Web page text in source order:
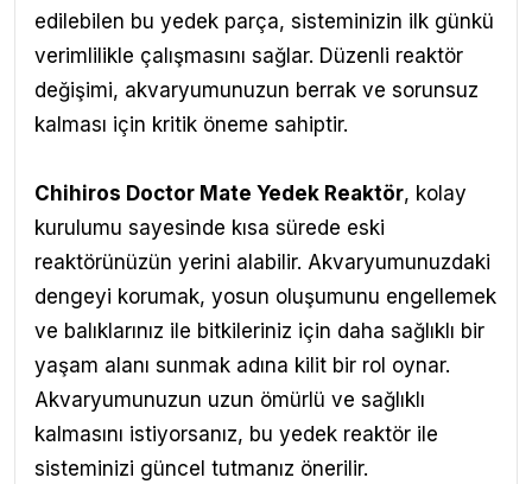
edilebilen bu yedek parça, sisteminizin ilk günkü
verimlilikle çalışmasını sağlar. Düzenli reaktör
değişimi, akvaryumunuzun berrak ve sorunsuz
kalması için kritik öneme sahiptir.
Chihiros Doctor Mate Yedek Reaktör, kolay
kurulumu sayesinde kısa sürede eski
reaktörünüzün yerini alabilir. Akvaryumunuzdaki
dengeyi korumak, yosun oluşumunu engellemek
ve balıklarınız ile bitkileriniz için daha sağlıklı bir
yaşam alanı sunmak adına kilit bir rol oynar.
Akvaryumunuzun uzun ömürlü ve sağlıklı
kalmasını istiyorsanız, bu yedek reaktör ile
sisteminizi güncel tutmanız önerilir.